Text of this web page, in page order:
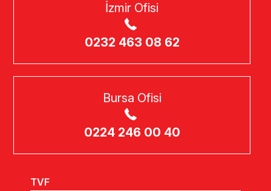
İzmir Ofisi
0232 463 08 62
Bursa Ofisi
0224 246 00 40
TVF